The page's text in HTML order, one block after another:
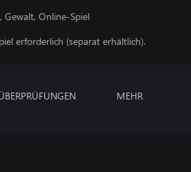
Gewalt, Online-Spiel
erforderlich (separat erhältlich).
MEHR